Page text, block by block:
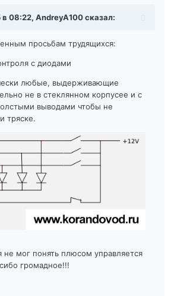
в 08:22, AndreyA100 сказал:
просьбам трудящихся:
с диодами
любые, выдерживающие
не в стеклянном корпусее и с
выводами чтобы не
тряске.
не мог понять плюсом управляется
громадное!!!